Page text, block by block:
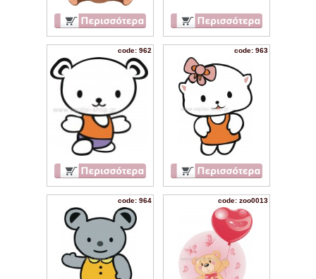
code: 962 code: 963
code: 964 code: zoo0013